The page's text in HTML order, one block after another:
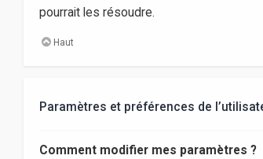
pourrait les résoudre.
Haut
Paramètres et préférences de
Comment modifier mes paramètres ?